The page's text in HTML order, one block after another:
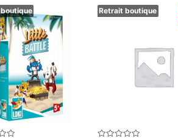
Retrait boutique